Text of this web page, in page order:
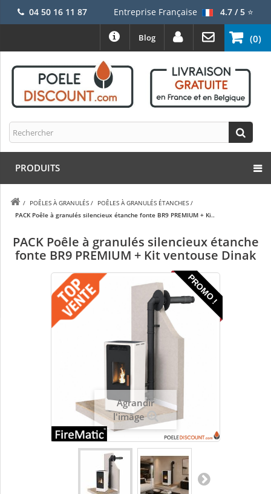
04 50 16 11 87 Entreprise Française 4.7 / 5⭐
(0)
Blog
PRODUITS
/ POÊLES À GRANULÉS / POÊLES À GRANULÉS ÉTANCHES /
PACK Poêle à granulés silencieux étanche fonte BR9 PREMIUM + Ki..
PACK Poêle à granulés silencieux étanche
fonte BR9 PREMIUM + Kit ventouse Dinak
PROMO !
Agrandir
l'image